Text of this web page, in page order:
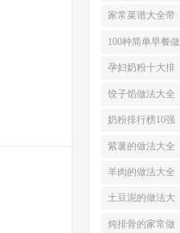
家常菜谱大全带
图片
100种简单早餐做
法大全
孕妇奶粉十大排
名
饺子馅做法大全
奶粉排行榜10强
紫薯的做法大全
羊肉的做法大全
土豆泥的做法大
全
炖排骨的家常做